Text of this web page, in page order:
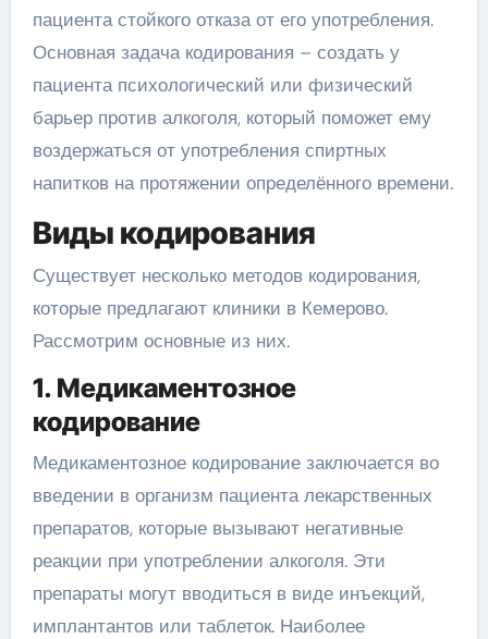
пациента стойкого отказа от его употребления.
Основная задача кодирования – создать у
пациента психологический или физический
барьер против алкоголя, который поможет ему
воздержаться от употребления спиртных
напитков на протяжении определённого времени.
Виды кодирования
Существует несколько методов кодирования,
которые предлагают клиники в Кемерово.
Рассмотрим основные из них.
1. Медикаментозное
кодирование
Медикаментозное кодирование заключается во
введении в организм пациента лекарственных
препаратов, которые вызывают негативные
реакции при употреблении алкоголя. Эти
препараты могут вводиться в виде инъекций,
имплантантов или таблеток. Наиболее